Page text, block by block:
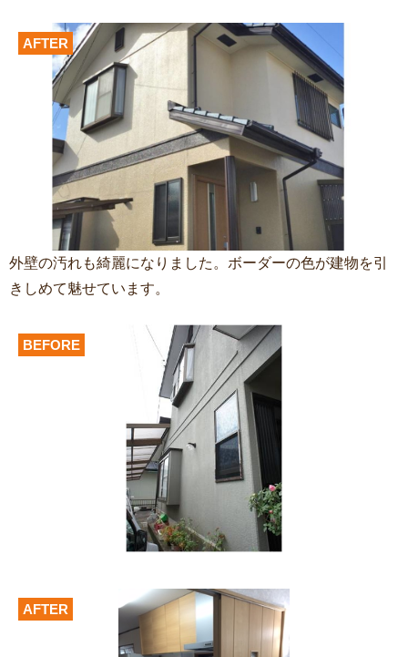
AFTER
外壁の汚れも綺麗になりました。ボーダーの色が建物を引
きしめて魅せています。
BEFORE
AFTER